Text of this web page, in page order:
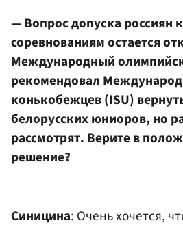
— Вопрос допуска
соревнованиям остается
Международный
рекомендовал
конькобежцев (ISU)
белорусских юниоров, но
рассмотрят. Верите в
решение?
Синицина: Очень хочется,